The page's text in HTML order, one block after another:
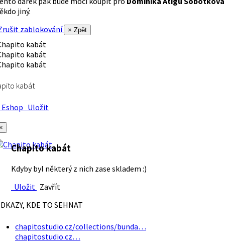
jiný.
zablokování
× Zpět
kabát
Uložit
Chapito kabát
Kdyby byl některý z nich zase skladem :)
Uložit Zavřít
KDE TO SEHNAT
chapitostudio.cz/collections/bunda…
chapitostudio.cz…